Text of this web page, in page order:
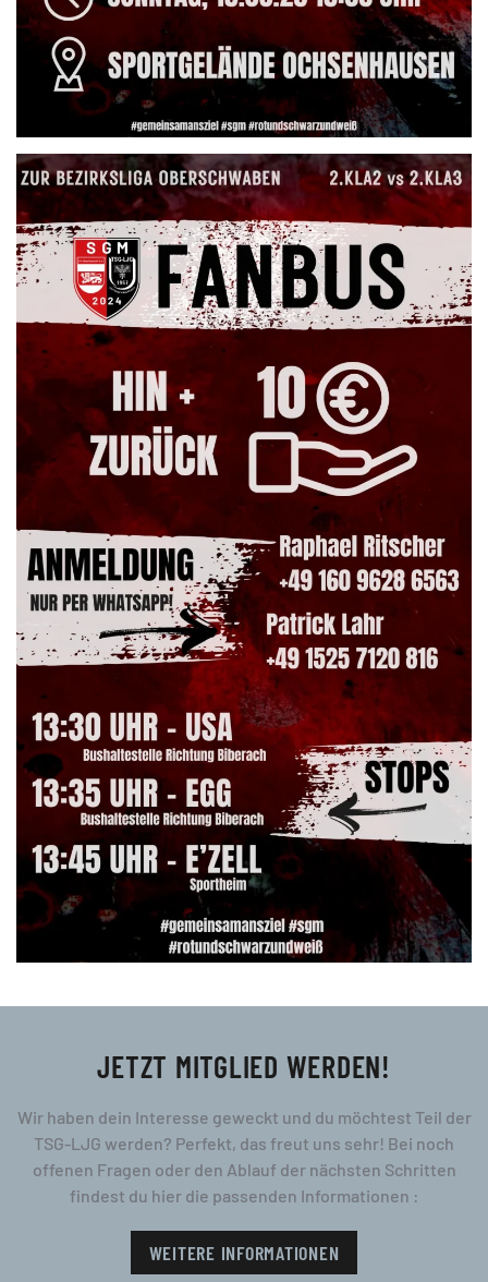
JETZT MITGLIED WERDEN!
Wir haben dein Interesse geweckt und du möchtest Teil der
TSG-LJG werden? Perfekt, das freut uns sehr! Bei noch
offenen Fragen oder den Ablauf der nächsten Schritten
findest du hier die passenden Informationen :
WEITERE INFORMATIONEN